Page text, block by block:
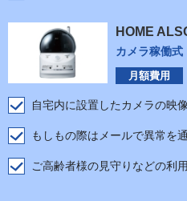
HOME
カメラ稼働式
月額費用
自宅内に設置したカメラの映
もしもの際はメールで異常を
ご高齢者様の見守りなどの利